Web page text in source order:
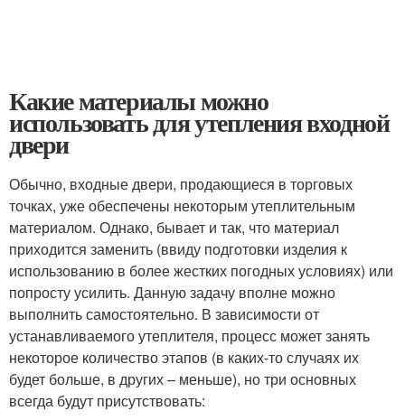
Какие материалы можно
использовать для утепления входной
двери
Обычно, входные двери, продающиеся в торговых
точках, уже обеспечены некоторым утеплительным
материалом. Однако, бывает и так, что материал
приходится заменить (ввиду подготовки изделия к
использованию в более жестких погодных условиях) или
попросту усилить. Данную задачу вполне можно
выполнить самостоятельно. В зависимости от
устанавливаемого утеплителя, процесс может занять
некоторое количество этапов (в каких-то случаях их
будет больше, в других – меньше), но три основных
всегда будут присутствовать: